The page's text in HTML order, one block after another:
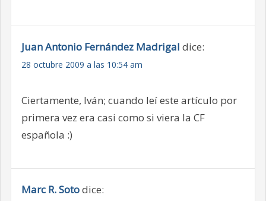
Juan Antonio Fernández Madrigal dice:
28 octubre 2009 a las 10:54 am
Ciertamente, Iván; cuando leí este artículo por
primera vez era casi como si viera la CF
española :)
Marc R. Sotodice: